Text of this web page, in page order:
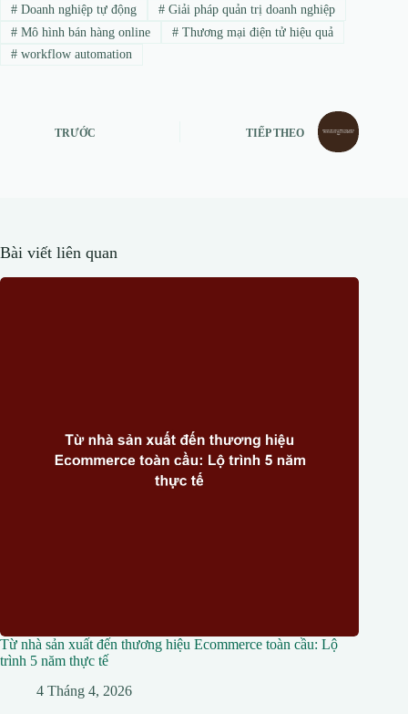
#Doanh nghiệp tự động #Giải pháp quản trị doanh nghiệp
#Mô hình bán hàng online #Thương mại điện tử hiệu quả
#workflow automation
TRƯỚC TIẾP THEO
Bài viết liên quan
Từ nhà sản xuất đến thương hiệu Ecommerce toàn cầu: Lộ
trình 5 năm thực tế
4 Tháng 4, 2026